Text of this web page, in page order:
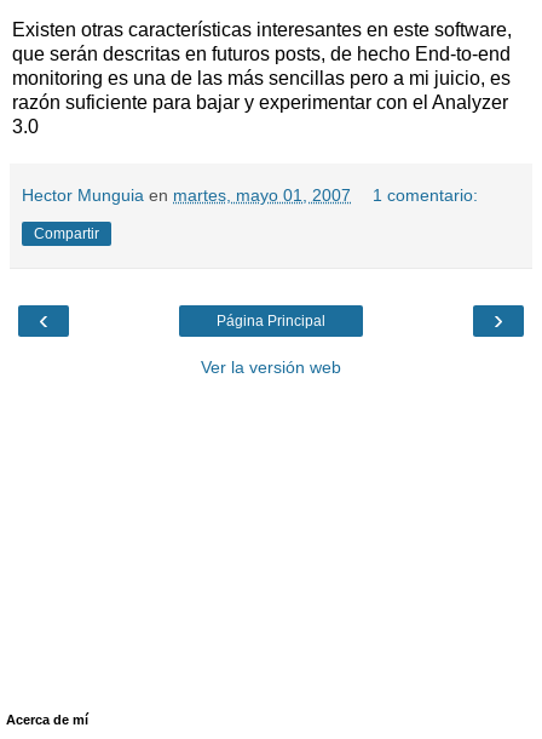
Existen otras características interesantes en este software,
que serán descritas en futuros posts, de hecho End-to-end
monitoring es una de las más sencillas pero a mi juicio, es
razón suficiente para bajar y experimentar con el Analyzer
3.0
Hector Munguia en martes, mayo 01, 2007 1 comentario:
Compartir
‹ ›
Página Principal
Ver la versión web
Acerca de mí